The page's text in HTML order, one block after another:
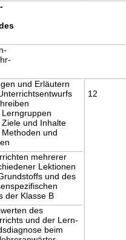
und Erläutern
und Inhalte
und
12
mehrerer
Lektionen
und des
der Klasse B
des
und der Lern-
beim